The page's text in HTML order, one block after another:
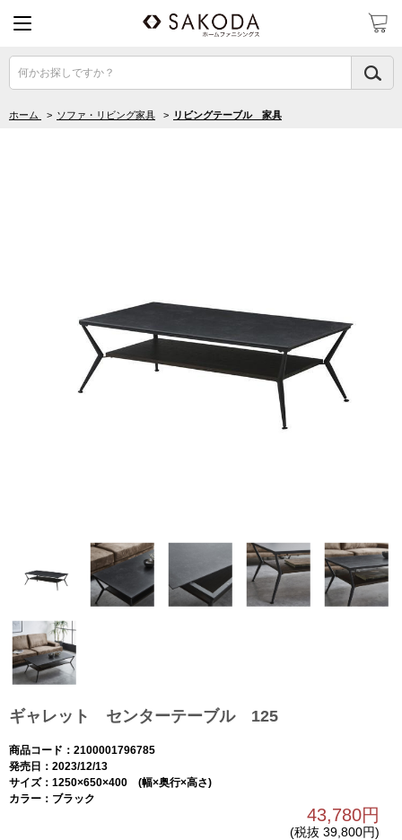
何かお探しですか？
ホーム > ソファ・リビング家具 > リビングテーブル 家具
ギャレット センターテーブル 125
商品コード：2100001796785
発売日：2023/12/13
サイズ：1250×650×400 (幅×奥行×高さ)
カラー：ブラック
43,780円
(税抜 39,800円)